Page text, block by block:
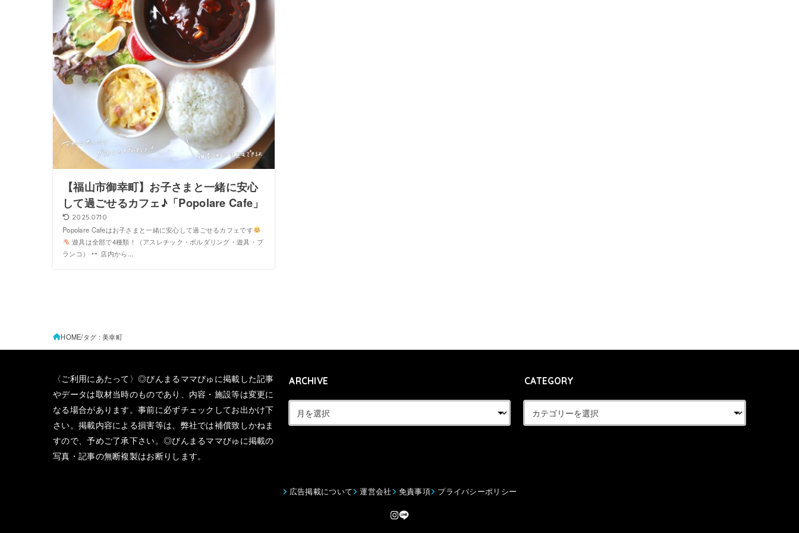
【福山市御幸町】お子さまと一緒に安心
して過ごせるカフェ♪「Popolare Cafe」
2025.07.10
Popolare Cafeはお子さまと一緒に安心して過ごせるカフェです
遊具は全部で4種類！（アスレチック・ボルダリング・遊具・ブ
ランコ）
店内から...
HOME タグ : 美幸町
〈ご利用にあたって〉◎びんまるママびゅに掲載した記事
やデータは取材当時のものであり、内容・施設等は変更に
なる場合があります。事前に必ずチェックしてお出かけ下
さい。掲載内容による損害等は、弊社では補償致しかねま
すので、予めご了承下さい。◎びんまるママびゅに掲載の
写真・記事の無断複製はお断りします。
ARCHIVE CATEGORY
広告掲載について 運営会社 免責事項 プライバシーポリシー